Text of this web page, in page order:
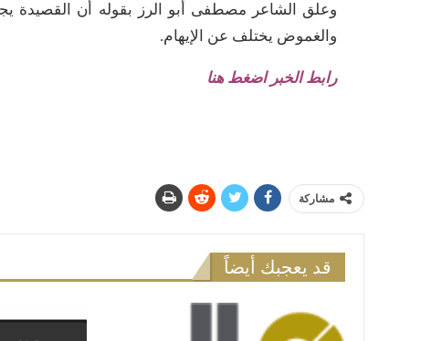
وعلق الشاعر مصطفى أبو الرز بقوله أن القصيدة
والغموض يختلف عن الإيهام.
رابط الخبر اضغط هنا
مشاركة
قد يعجبك أيضاً